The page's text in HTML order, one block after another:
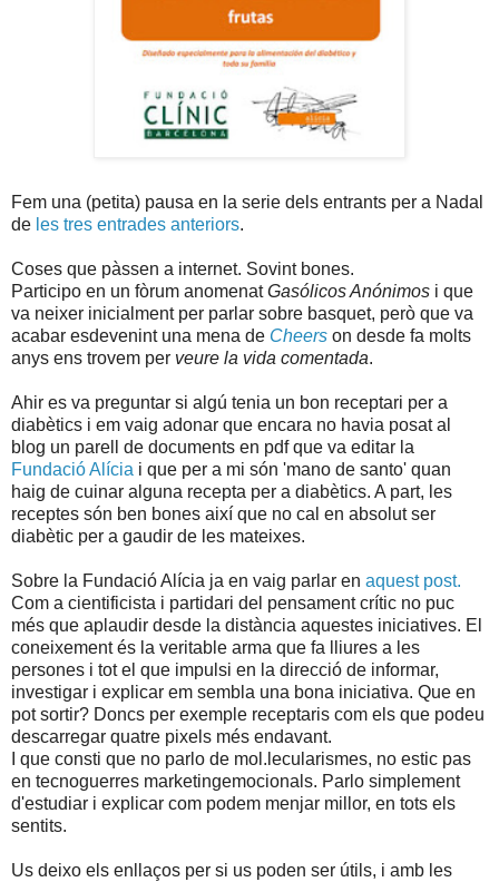
Fem una (petita) pausa en la serie dels entrants per a Nadal
de les tres entrades anteriors.
Coses que pàssen a internet. Sovint bones.
Participo en un fòrum anomenatGasólicos Anónimos i que
va neixer inicialment per parlar sobre basquet, però que va
acabar esdevenint una mena de Cheers on desde fa molts
anys ens trovem per veure la vida comentada.
Ahir es va preguntar si algú tenia un bon receptari per a
diabètics i em vaig adonar que encara no havia posat al
blog un parell de documents en pdf que va editar la
Fundació Alícia i que per a mi són 'mano de santo' quan
haig de cuinar alguna recepta per a diabètics. A part, les
receptes són ben bones així que no cal en absolut ser
diabètic per a gaudir de les mateixes.
Sobre la Fundació Alícia ja en vaig parlar en aquest post.
Com a cientificista i partidari del pensament crític no puc
més que aplaudir desde la distància aquestes iniciatives. El
coneixement és la veritable arma que fa lliures a les
persones i tot el que impulsi en la direcció de informar,
investigar i explicar em sembla una bona iniciativa. Que en
pot sortir? Doncs per exemple receptaris com els que podeu
descarregar quatre pixels més endavant.
I que consti que no parlo de mol.lecularismes, no estic pas
en tecnoguerres marketingemocionals. Parlo simplement
d'estudiar i explicar com podem menjar millor, en tots els
sentits.
Us deixo els enllaços per si us poden ser útils, i amb les